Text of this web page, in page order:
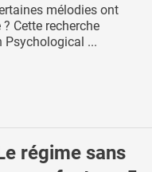
mélodies ont
Cette recherche
Psychological ...
régime sans